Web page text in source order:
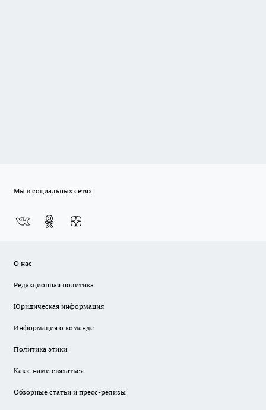
Мы в социальных сетях
О нас
Редакционная политика
Юридическая информация
Информация о команде
Политика этики
Как с нами связаться
Обзорные статьи и пресс-релизы